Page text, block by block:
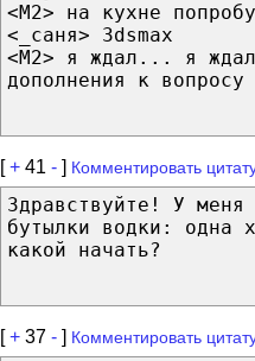
<M2> на кухне
<_саня> 3dsmax
<M2> я ждал... я ждал
дополнения к вопросу
[+ 41 - ] Комментировать
Здравствуйте! У
бутылки водки: одна
какой начать?
[+ 37 - ] Комментировать